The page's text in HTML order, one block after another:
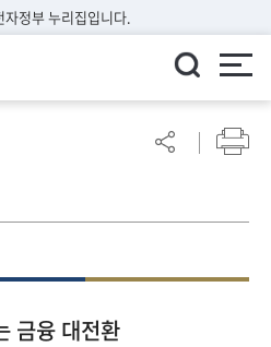
정부 누리집입니다.
금융 대전환